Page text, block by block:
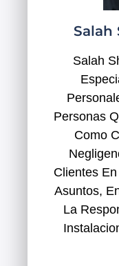
Salah
Salah
Personas
Como
Clientes
Asuntos,
La